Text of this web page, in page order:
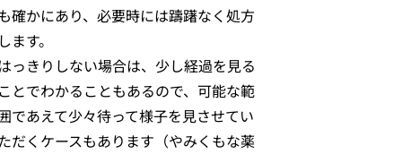
確かにあり、必要時には躊躇なく処方
ます。
っきりしない場合は、少し経過を見る
とでわかることもあるので、可能な範
であえて少々待って様子を見させてい
だくケースもあります（やみくもな薬